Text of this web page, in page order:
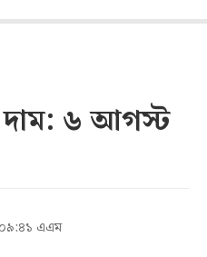
দাম: ৬ আগস্ট
এএম